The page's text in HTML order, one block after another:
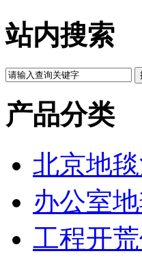
站内搜索
产品分类
北京地
办公室
工程开